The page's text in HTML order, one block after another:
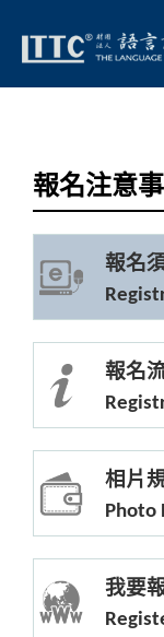
報名注意
報名
報名
相片
Photo
我要